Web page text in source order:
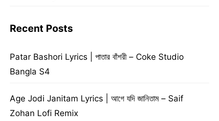
Recent Posts
Patar Bashori Lyrics | পাতার বাঁশরী – Coke Studio
Bangla S4
Age Jodi Janitam Lyrics | আগে যদি জানিতাম – Saif
Zohan Lofi Remix